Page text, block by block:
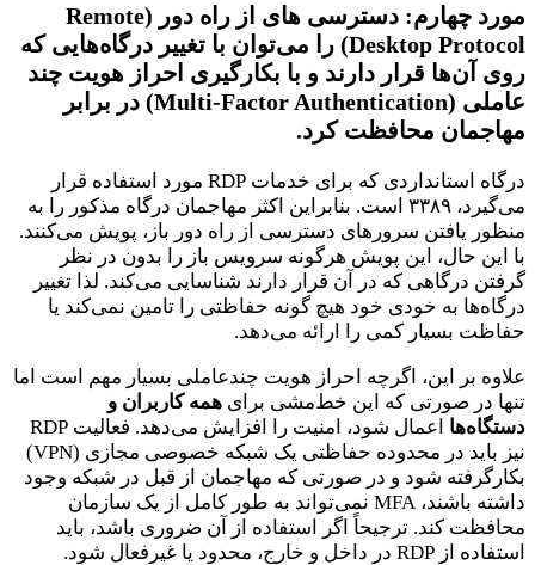
مورد چهارم:
دسترسی های از راه دور (Remote
Desktop Protocol) را می‌توان با تغییر درگاه‌هایی که
روی آن‌ها قرار دارند و با بکارگیری احراز هویت چند
عاملی (Multi-Factor Authentication) در برابر
مهاجمان محافظت کرد.
درگاه استانداردی که برای خدمات RDP مورد استفاده قرار
می‌گیرد، ۳۳۸۹ است. بنابراین اکثر مهاجمان درگاه مذکور را به
منظور یافتن سرورهای دسترسی از راه دور باز، پویش می‌کنند.
با این حال، این پویش هرگونه سرویس باز را بدون در نظر
گرفتن درگاهی که در آن قرار دارند شناسایی می‌کند. لذا تغییر
درگاه‌ها به خودی خود هیچ گونه حفاظتی را تامین نمی‌کند یا
حفاظت بسیار کمی را ارائه می‌دهد.
علاوه بر این، اگرچه احراز هویت چند‌عاملی بسیار مهم است اما
تنها در صورتی که این خط‌مشی برای همه کاربران و
دستگاه‌ها
اعمال شود، امنیت را افزایش می‌دهد. فعالیت RDP
نیز باید در محدوده حفاظتی یک شبکه خصوصی مجازی (VPN)
بکارگرفته شود و در صورتی که مهاجمان از قبل در شبکه وجود
داشته باشند، MFA نمی‌تواند به طور کامل از یک سازمان
محافظت کند. ترجیحاً اگر استفاده از آن ضروری باشد، باید
استفاده از RDP در داخل و خارج، محدود یا غیرفعال شود.